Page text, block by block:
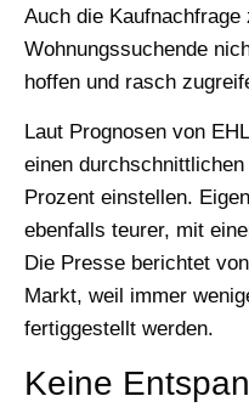
Auch die
Wohnungssuchende
hoffen und rasch
Laut Prognosen von
einen
Prozent einstellen.
ebenfalls teurer, mit
Die Presse berichtet
Markt, weil immer
fertiggestellt werden.
Keine